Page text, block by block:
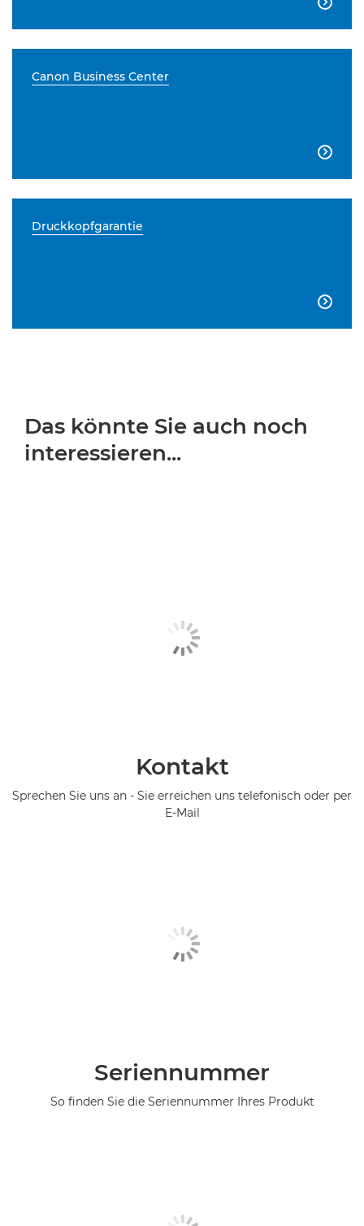

Canon Business Center

Druckkopfgarantie

Das könnte Sie auch noch
interessieren...
Kontakt
Sprechen Sie uns an - Sie erreichen uns telefonisch oder per
E-Mail
Seriennummer
So finden Sie die Seriennummer Ihres Produkt